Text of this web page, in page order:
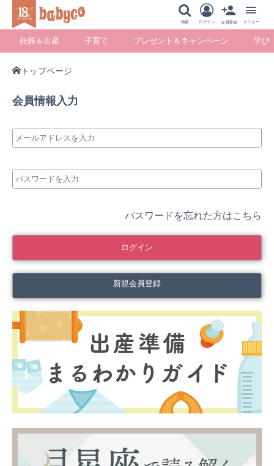
検索 ログイン 会員登録 メニュー
妊娠＆出産 子育て プレゼント＆キャンペーン 学び
トップページ
会員情報入力
パスワードを忘れた方はこちら
ログイン
新規会員登録